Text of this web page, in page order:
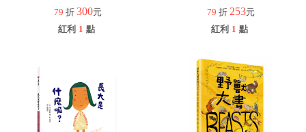
79 折 300元
紅利 1 點
79 折 253元
紅利 1 點